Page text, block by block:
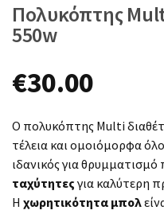
Πολυκόπτης
550w
€30.00
Ο πολυκόπτης Multi
τέλεια και ομοιόμορφα
ιδανικός για
ταχύτητεςγια καλύτερη
Η χωρητικότητα μπολ